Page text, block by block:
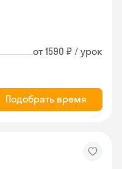
от 1590 ₽ / урок
Подобрать время